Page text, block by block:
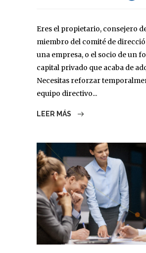
Eres el propietario, consejero
miembro del comité de
una empresa, o el socio de un
capital privado que acaba de
Necesitas reforzar
equipo directivo...
LEER MÁS